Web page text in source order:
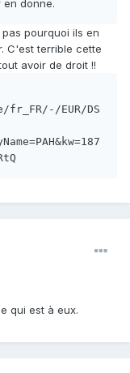
donne.
pourquoi ils en
C'est terrible cette
avoir de droit !!
fr_FR/-/EUR/DS
qui est à eux.